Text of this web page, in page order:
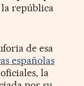
la república
de esa
españolas
la